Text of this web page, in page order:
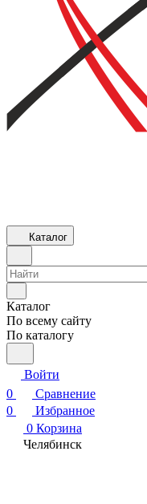
Каталог
Каталог
По всему сайту
По каталогу
Войти
0
Сравнение
0
Избранное
0 Корзина
Челябинск